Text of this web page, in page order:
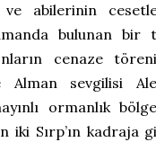
ve abilerinin
bulunan bir
cenaze
sevgilisi
ormanlık
iki Sırp’ın kadraja